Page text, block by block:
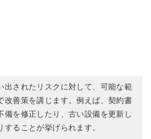
出されたリスクに対して、可能な範
改善策を講じます。例えば、契約書
備を修正したり、古い設備を更新し
することが挙げられます。